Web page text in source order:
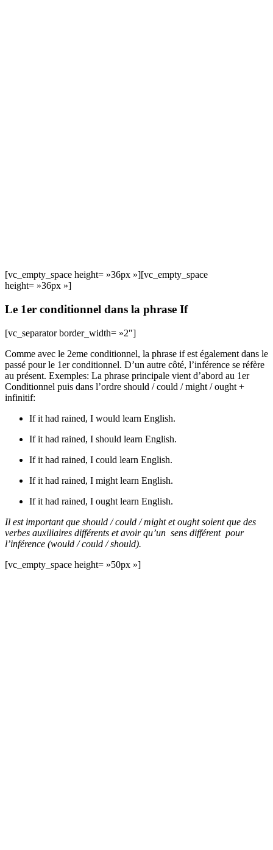
[vc_empty_space height= »36px »][vc_empty_space
height= »36px »]
Le 1er conditionnel dans la phrase If
[vc_separator border_width= »2″]
Comme avec le 2eme conditionnel, la phrase if est également dans le
passé pour le 1er conditionnel. D’un autre côté, l’inférence se réfère
au présent. Exemples: La phrase principale vient d’abord au 1er
Conditionnel puis dans l’ordre should / could / might / ought +
infinitif:
If it had rained, I would learn English.
If it had rained, I should learn English.
If it had rained, I could learn English.
If it had rained, I might learn English.
If it had rained, I ought learn English.
Il est important que should / could / might et ought soient que des
verbes auxiliaires différents et avoir qu’un sens différent pour
l’inférence (would / could / should).
[vc_empty_space height= »50px »]